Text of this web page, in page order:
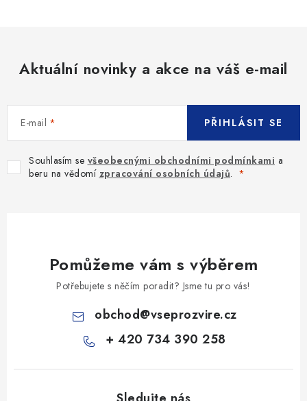
Aktuální novinky a akce na váš e-mail
E-mail
Souhlasím se všeobecnými obchodními podmínkami a
beru na vědomí zpracování osobních údajů.
PŘIHLÁSIT SE
Pomůžeme vám s výběrem
Potřebujete s něčím poradit? Jsme tu pro vás!
obchod@vseprozvire.cz
+ 420 734 390 258